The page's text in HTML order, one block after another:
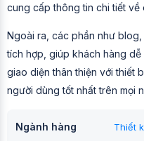
cung cấp thông tin chi tiết về
Ngoài ra, các phần như
tích hợp, giúp khách hàng dễ
giao diện thân thiện với thiết
người dùng tốt nhất trên mọi
Ngành hàng Thiết